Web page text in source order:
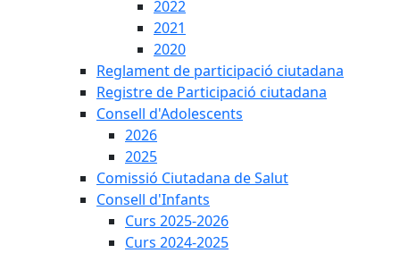
2022
2021
2020
Reglament de participació ciutadana
Registre de Participació ciutadana
Consell d'Adolescents
2026
2025
Comissió Ciutadana de Salut
Consell d'Infants
Curs 2025-2026
Curs 2024-2025